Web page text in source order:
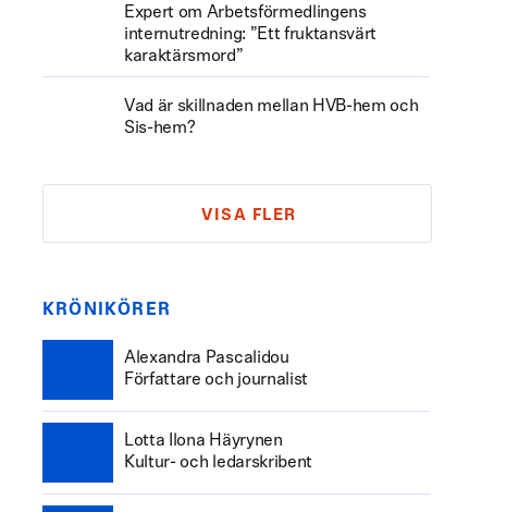
Expert om Arbetsförmedlingens
internutredning: ”Ett fruktansvärt
karaktärsmord”
Vad är skillnaden mellan HVB-hem och
Sis-hem?
VISA FLER
KRÖNIKÖRER
Alexandra Pascalidou
Författare och journalist
Lotta Ilona Häyrynen
Kultur- och ledarskribent